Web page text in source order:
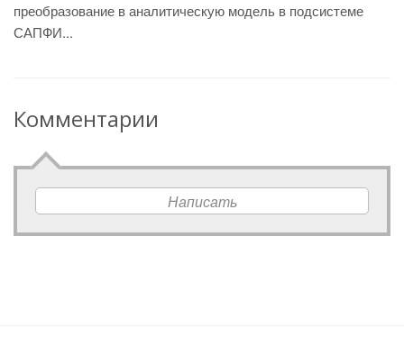
преобразование в аналитическую модель в подсистеме
САПФИ...
Комментарии
Написать